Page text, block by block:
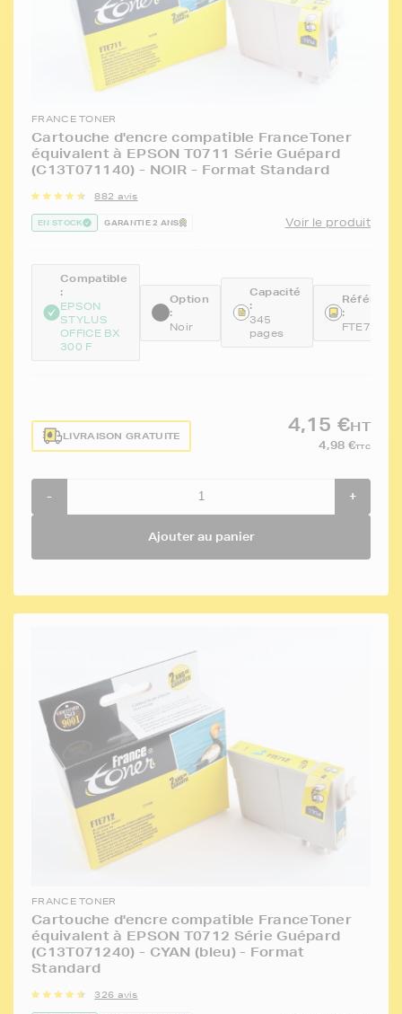
FRANCE TONER
Cartouche d'encre compatible FranceToner
équivalent à EPSON T0711 Série Guépard
(C13T071140) - NOIR - Format Standard
882 avis
EN STOCK GARANTIE 2 ANS Voir le produit
Compatible
:
EPSON
STYLUS
OFFICE BX
300 F
Option
:
Noir
Capacité
:
345
pages
:
FTE711
LIVRAISON GRATUITE
4,15 €HT
4,98 €TTC
- +
Ajouter au panier
FRANCE TONER
Cartouche d'encre compatible FranceToner
équivalent à EPSON T0712 Série Guépard
(C13T071240) - CYAN (bleu) - Format
Standard
326 avis